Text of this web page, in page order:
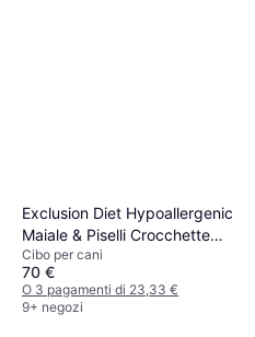
Exclusion Diet Hypoallergenic
Maiale & Piselli Crocchette
Cani - Set Ö 2 x 12 kg 12kg
Cibo per cani
70 €
O 3 pagamenti di 23,33 €
9+ negozi